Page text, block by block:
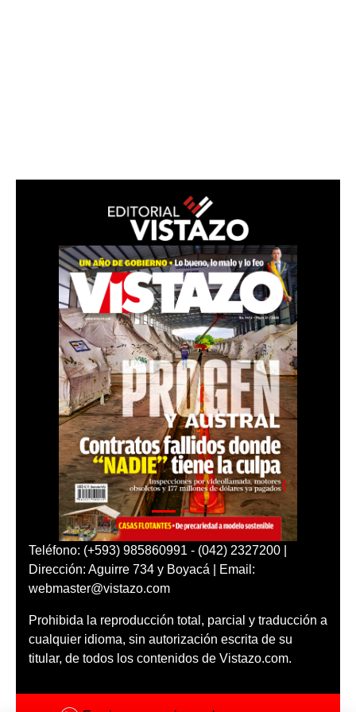
Teléfono: (+593) 985860991 - (042) 2327200 |
Dirección: Aguirre 734 y Boyacá | Email:
webmaster@vistazo.com
Prohibida la reproducción total, parcial y traducción a
cualquier idioma, sin autorización escrita de su
titular, de todos los contenidos de Vistazo.com.